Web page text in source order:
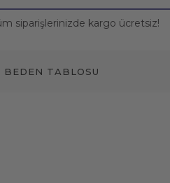
siparişlerinizde kargo ücretsiz!
BEDEN TABLOSU